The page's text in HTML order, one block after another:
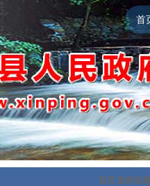
首
首页 政府信